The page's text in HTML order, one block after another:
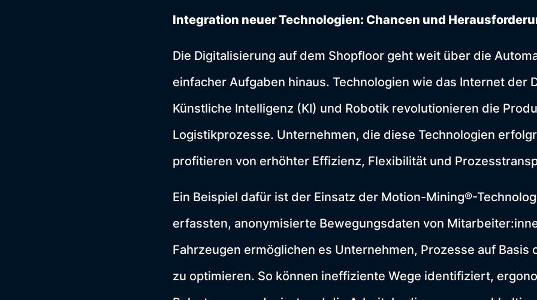
Integration neuer Technologien: Chancen und
Die Digitalisierung auf dem Shopfloor geht weit über die
einfacher Aufgaben hinaus. Technologien wie das Internet der
Künstliche Intelligenz (KI) und Robotik revolutionieren die
Logistikprozesse. Unternehmen, die diese Technologien
profitieren von erhöhter Effizienz, Flexibilität und
Ein Beispiel dafür ist der Einsatz der Motion-Mining®-
erfassten, anonymisierte Bewegungsdaten von
Fahrzeugen ermöglichen es Unternehmen, Prozesse auf Basis
zu optimieren. So können ineffiziente Wege identifiziert,